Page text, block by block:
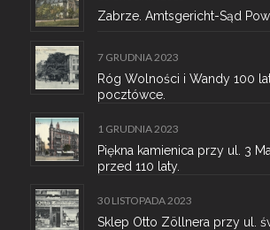
Zabrze. Amtsgericht-Sąd
7 GRUDNIA 2023
Róg Wolności i Wandy 100
pocztówce.
1 GRUDNIA 2023
Piękna kamienica przy ul. 3
przed 110 laty.
30 LISTOPADA 2023
Sklep Otto Zöllnera przy ul.